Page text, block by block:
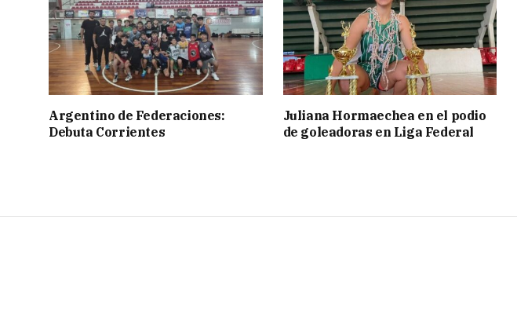
Argentino de Federaciones:
Debuta Corrientes
Juliana Hormaechea en el podio
de goleadoras en Liga Federal